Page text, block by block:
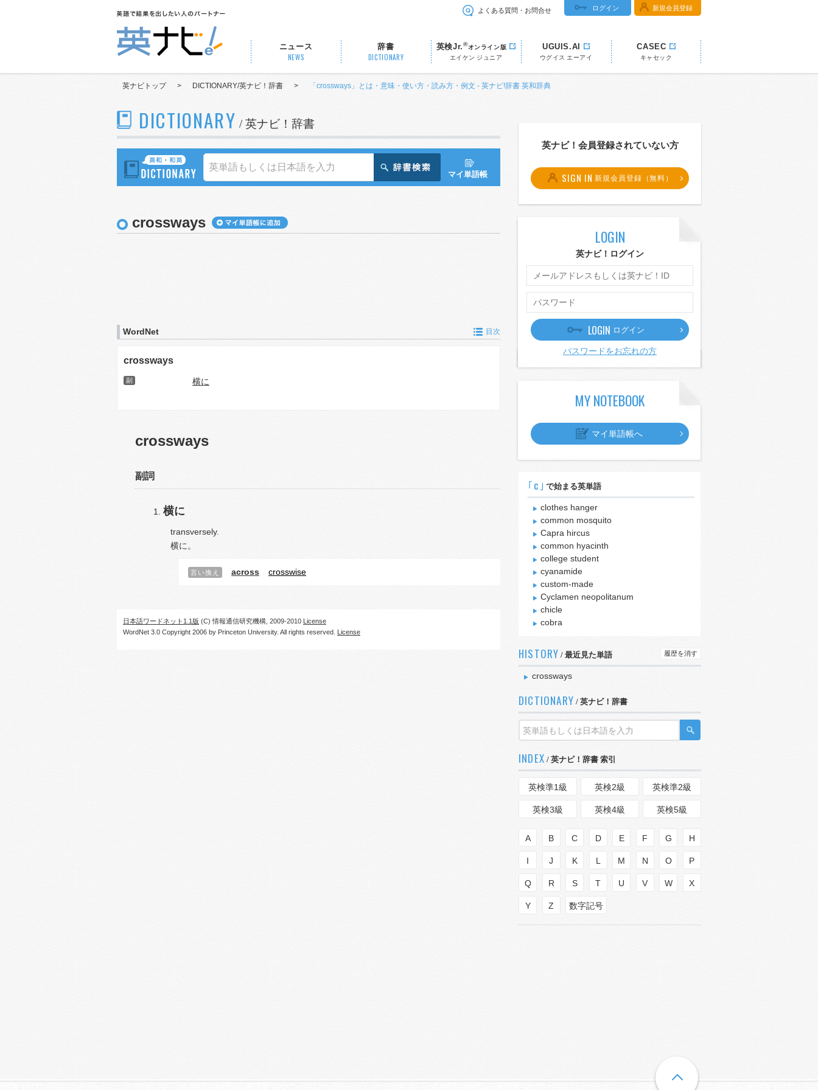
よくある質問・お問合せ ログイン 新規会員登録
ニュース
NEWS
辞書
DICTIONARY
英検Jr.®オンライン版
エイケン ジュニア
UGUIS.AI
ウグイス エーアイ
CASEC
キャセック
英ナビトップ > DICTIONARY/英ナビ！辞書 > 「crossways」とは・意味・使い方・読み方・例文 - 英ナビ!辞書 英和辞典
DICTIONARY / 英ナビ！辞書
マイ単語帳
crossways
WordNet 目次
crossways
副 横に
crossways
副詞
横に
transversely.
横に。
言い換え across crosswise
日本語ワードネット1.1版 (C) 情報通信研究機構, 2009-2010 License
WordNet 3.0 Copyright 2006 by Princeton University. All rights reserved. License
英ナビ！会員登録されていない方
SIGN IN 新規会員登録（無料）
LOGIN
英ナビ！ログイン
LOGIN ログイン
パスワードをお忘れの方
MY NOTEBOOK
マイ単語帳へ
｢c｣ で始まる英単語
clothes hanger
common mosquito
Capra hircus
common hyacinth
college student
cyanamide
custom-made
Cyclamen neopolitanum
chicle
cobra
HISTORY / 最近見た単語 履歴を消す
crossways
DICTIONARY / 英ナビ！辞書
INDEX / 英ナビ！辞書 索引
英検準1級 英検2級 英検準2級
英検3級 英検4級 英検5級
A B C D E F G H
I J K L M N O P
Q R S T U V W X
Y Z 数字記号